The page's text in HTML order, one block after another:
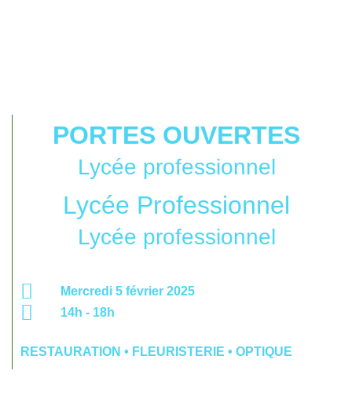
PORTES OUVERTES
Lycée professionnel
Lycée Professionnel
Lycée professionnel
Mercredi 5 février 2025
14h - 18h
RESTAURATION • FLEURISTERIE • OPTIQUE